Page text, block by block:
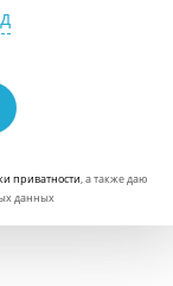
приватности, а также даю
данных